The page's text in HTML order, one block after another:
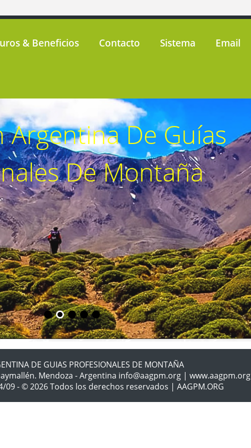
& Beneficios Contacto Sistema Email
Argentina De Guías
De Montaña
DE GUIAS PROFESIONALES DE MONTAÑA
Mendoza - Argentina info@aagpm.org | www.aagpm.org
09 - © 2026 Todos los derechos reservados | AAGPM.ORG